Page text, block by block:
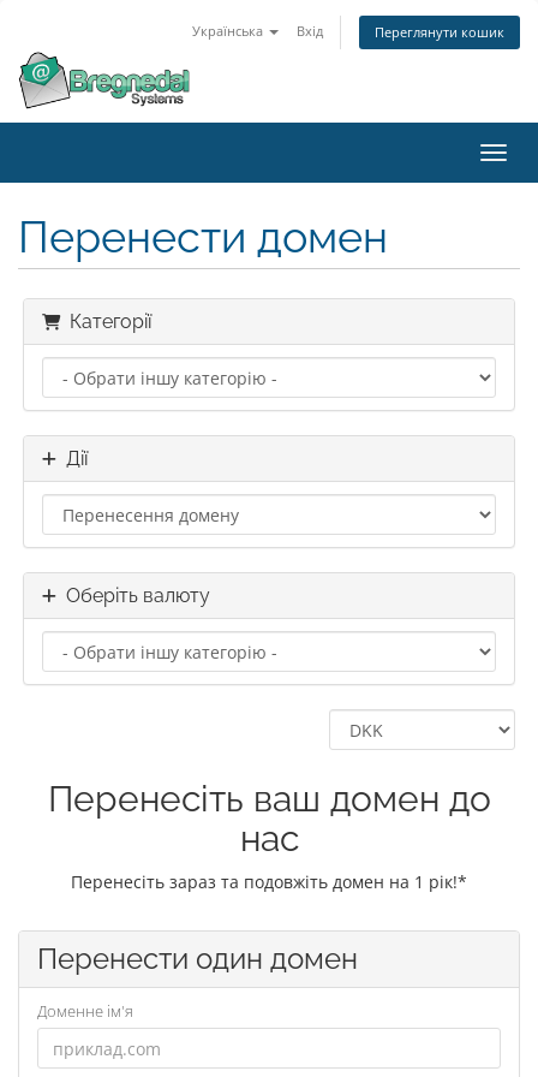
Українська Вхід Переглянути кошик
Перенести домен
Категорії
Дії
Оберіть валюту
Перенесіть ваш домен до
нас
Перенесіть зараз та подовжіть домен на 1 рік!*
Перенести один домен
Доменне ім'я